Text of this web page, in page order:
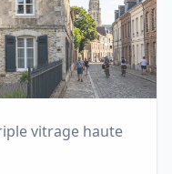
vitrage haute